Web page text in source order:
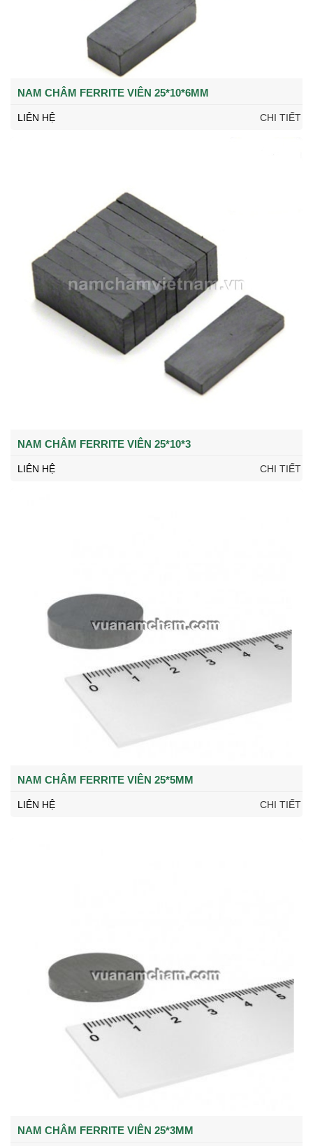
NAM CHÂM FERRITE VIÊN 25*10*6MM
LIÊN HỆ CHI TIẾT
NAM CHÂM FERRITE VIÊN 25*10*3
LIÊN HỆ CHI TIẾT
NAM CHÂM FERRITE VIÊN 25*5MM
LIÊN HỆ CHI TIẾT
NAM CHÂM FERRITE VIÊN 25*3MM